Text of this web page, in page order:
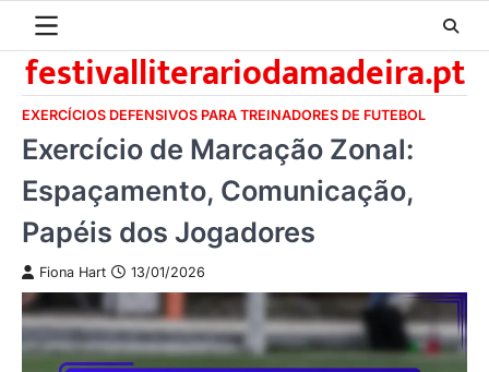
content
festivalliterariodamadeira.pt
EXERCÍCIOS DEFENSIVOS PARA TREINADORES DE FUTEBOL
Exercício de Marcação Zonal:
Espaçamento, Comunicação,
Papéis dos Jogadores
Fiona Hart 13/01/2026